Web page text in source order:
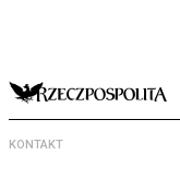
KONTAKT